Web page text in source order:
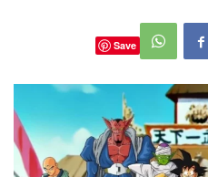
Save